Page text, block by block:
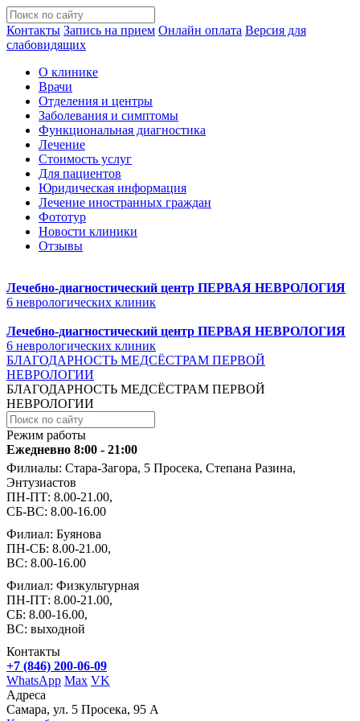
Контакты Запись на прием Онлайн оплата Версия для
слабовидящих
О клинике
Врачи
Отделения и центры
Заболевания и симптомы
Функциональная диагностика
Лечение
Стоимость услуг
Для пациентов
Юридическая информация
Лечение иностранных граждан
Фототур
Новости клиники
Отзывы
Лечебно-диагностический центр ПЕРВАЯ НЕВРОЛОГИЯ
6 неврологических клиник
Лечебно-диагностический центр ПЕРВАЯ НЕВРОЛОГИЯ
6 неврологических клиник
БЛАГОДАРНОСТЬ МЕДСЁСТРАМ ПЕРВОЙ
НЕВРОЛОГИИ
БЛАГОДАРНОСТЬ МЕДСЁСТРАМ ПЕРВОЙ
НЕВРОЛОГИИ
Режим работы
Ежедневно 8:00 - 21:00
Филиалы: Стара-Загора, 5 Просека, Степана Разина,
Энтузиастов
ПН-ПТ: 8.00-21.00,
СБ-ВС: 8.00-16.00
Филиал: Буянова
ПН-СБ: 8.00-21.00,
ВС: 8.00-16.00
Филиал: Физкультурная
ПН-ПТ: 8.00-21.00,
СБ: 8.00-16.00,
ВС: выходной
Контакты
+7 (846) 200-06-09
WhatsApp Max VK
Адреса
Самара, ул. 5 Просека, 95 А